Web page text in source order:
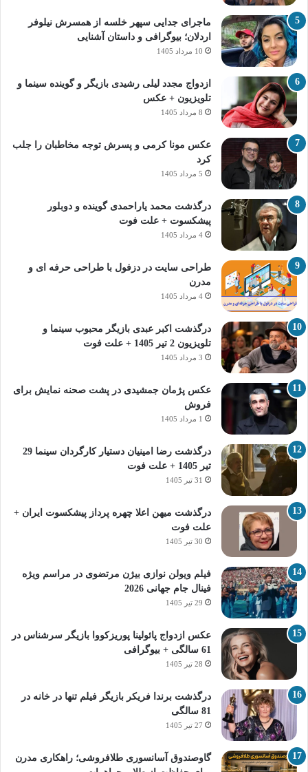
ماجرای جدایی سپهر خلسه از همسرش نیلوفر
اردلان؛ بیوگرافی و داستان آشنایی
10 مرداد 1405
ازدواج مجدد لیلی رشیدی بازیگر و گوینده سینما و
تلویزیون + عکس
8 مرداد 1405
عکس مونا کرمی و پسرش توجه مخاطبان را جلب
کرد
5 مرداد 1405
درگذشت محمد یاراحمدی گوینده و دوبلور
پیشکسوت + علت فوت
4 مرداد 1405
طراحی سایت در دزفول با طراحی حرفه‌ ای و
مدرن
4 مرداد 1405
درگذشت اکبر عبدی بازیگر محبوب سینما و
تلویزیون 2 تیر 1405 + علت فوت
3 مرداد 1405
عکس پژمان جمشیدی در پشت صحنه نمایش برای
فروش
1 مرداد 1405
درگذشت رضا امینیان دستیار کارگردان سینما 29
تیر 1405 + علت فوت
31 تیر 1405
درگذشت میهن اعلا چهره پرداز پیشکسوت ایران +
علت فوت
30 تیر 1405
فیلم ویولن نوازی بیژن مرتضوی در مراسم ویژه
فینال جام جهانی 2026
29 تیر 1405
عکس ازدواج پائولینا پوریزکووا بازیگر سرشناس در
61 سالگی + بیوگرافی
28 تیر 1405
درگذشت برندا فریکر بازیگر فیلم تنها در خانه در
81 سالگی
27 تیر 1405
گاوصندوق آسانسوری طلافروشی؛ راهکاری مدرن